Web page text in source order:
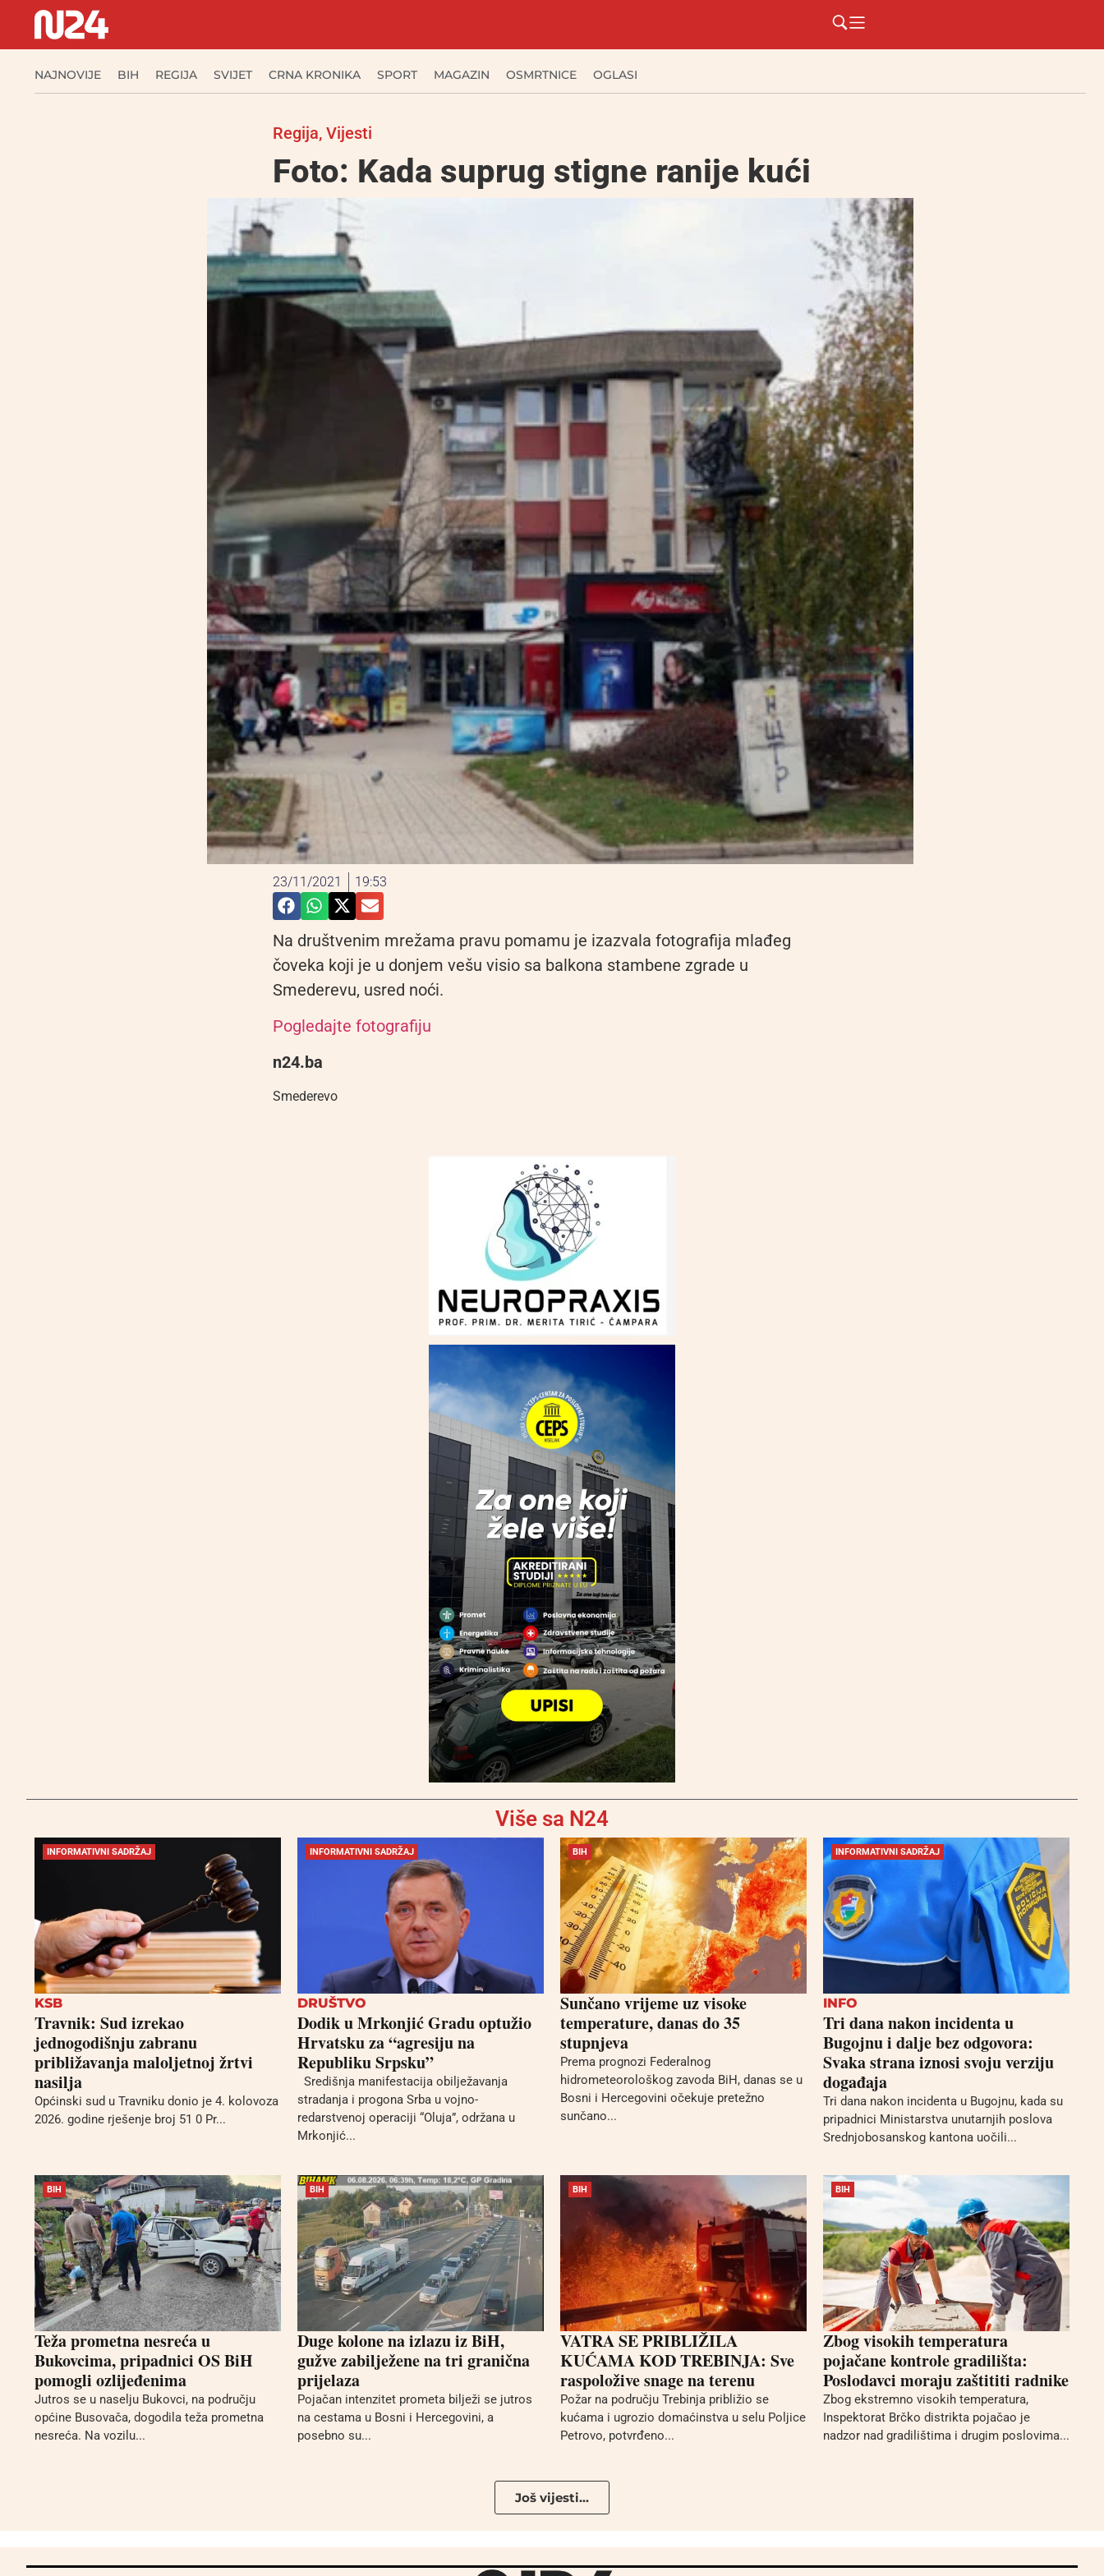
NAJNOVIJE BIH REGIJA SVIJET CRNA KRONIKA SPORT MAGAZIN OSMRTNICE OGLASI
Regija, Vijesti
Foto: Kada suprug stigne ranije kući
23/11/2021 19:53
Na društvenim mrežama pravu pomamu je izazvala fotografija mlađeg
čoveka koji je u donjem vešu visio sa balkona stambene zgrade u
Smederevu, usred noći.
Pogledajte fotografiju
n24.ba
Smederevo
Više sa N24
INFORMATIVNI SADRŽAJ
KSB
Travnik: Sud izrekao
jednogodišnju zabranu
približavanja maloljetnoj žrtvi
nasilja
Općinski sud u Travniku donio je 4. kolovoza
2026. godine rješenje broj 51 0 Pr...
INFORMATIVNI SADRŽAJ
DRUŠTVO
Dodik u Mrkonjić Gradu optužio
Hrvatsku za “agresiju na
Republiku Srpsku”
Središnja manifestacija obilježavanja
stradanja i progona Srba u vojno-
redarstvenoj operaciji “Oluja”, održana u
Mrkonjić...
BIH
Sunčano vrijeme uz visoke
temperature, danas do 35
stupnjeva
Prema prognozi Federalnog
hidrometeorološkog zavoda BiH, danas se u
Bosni i Hercegovini očekuje pretežno
sunčano...
INFORMATIVNI SADRŽAJ
INFO
Tri dana nakon incidenta u
Bugojnu i dalje bez odgovora:
Svaka strana iznosi svoju verziju
događaja
Tri dana nakon incidenta u Bugojnu, kada su
pripadnici Ministarstva unutarnjih poslova
Srednjobosanskog kantona uočili...
BIH
Teža prometna nesreća u
Bukovcima, pripadnici OS BiH
pomogli ozlijeđenima
Jutros se u naselju Bukovci, na području
općine Busovača, dogodila teža prometna
nesreća. Na vozilu...
BIH
Duge kolone na izlazu iz BiH,
gužve zabilježene na tri granična
prijelaza
Pojačan intenzitet prometa bilježi se jutros
na cestama u Bosni i Hercegovini, a
posebno su...
BIH
VATRA SE PRIBLIŽILA
KUĆAMA KOD TREBINJA: Sve
raspoložive snage na terenu
Požar na području Trebinja približio se
kućama i ugrozio domaćinstva u selu Poljice
Petrovo, potvrđeno...
BIH
Zbog visokih temperatura
pojačane kontrole gradilišta:
Poslodavci moraju zaštititi radnike
Zbog ekstremno visokih temperatura,
Inspektorat Brčko distrikta pojačao je
nadzor nad gradilištima i drugim poslovima...
Još vijesti...